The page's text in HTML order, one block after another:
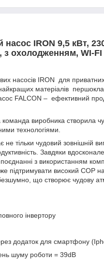
насос IRON 9,5 кВт,
з охолодженням, WI-FI
насосів IRON для
матеріалів
FALCON – ефективний
виробника створила
технологіями.
не тільки чудовий зовнішній
Завдяки
поєднанні з використанням
підтримувати високий COP на
що створює чудову
інвертору
додаток для смартфону
шуму роботи = 39dB